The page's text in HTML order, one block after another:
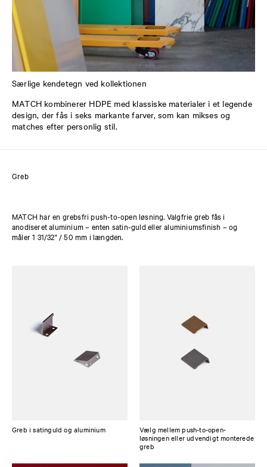
Særlige kendetegn ved kollektionen
MATCH kombinerer HDPE med klassiske materialer i et legende
design, der fås i seks markante farver, som kan mikses og
matches efter personlig stil.
Greb
MATCH har en grebsfri push-to-open løsning. Valgfrie greb fås i
anodiseret aluminium – enten satin-guld eller aluminiumsfinish – og
måler 1 31/32" / 50 mm i længden.
Greb i satin­guld og aluminium
Vælg mellem push-to-open-
løsningen eller udvendigt monterede
greb